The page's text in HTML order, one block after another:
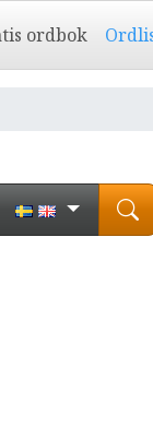
ordbok